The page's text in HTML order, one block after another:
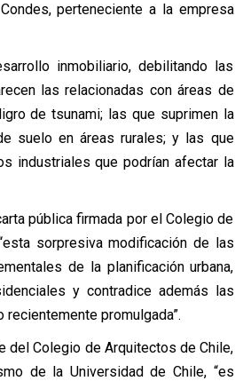
perteneciente a la empresa
inmobiliario, debilitando las
las relacionadas con áreas de
de tsunami; las que suprimen la
suelo en áreas rurales; y las que
industriales que podrían afectar la
pública firmada por el Colegio de
sorpresiva modificación de las
de la planificación urbana,
y contradice además las
promulgada”.
del Colegio de Arquitectos de Chile,
de la Universidad de Chile, “es